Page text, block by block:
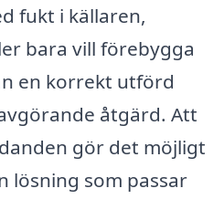
fukt i källaren,
bara vill förebygga
en korrekt utförd
åtgärd. Att
gör det möjligt
lösning som passar